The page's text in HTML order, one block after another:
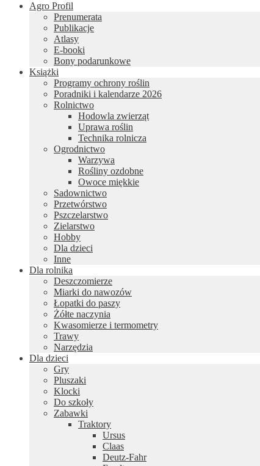
Agro Profil
Prenumerata
Publikacje
Atlasy
E-booki
Bony podarunkowe
Książki
Programy ochrony roślin
Poradniki i kalendarze 2026
Rolnictwo
Hodowla zwierząt
Uprawa roślin
Technika rolnicza
Ogrodnictwo
Warzywa
Rośliny ozdobne
Owoce miękkie
Sadownictwo
Przetwórstwo
Pszczelarstwo
Zielarstwo
Hobby
Dla dzieci
Inne
Dla rolnika
Deszczomierze
Miarki do nawozów
Łopatki do paszy
Żółte naczynia
Kwasomierze i termometry
Trawy
Narzędzia
Dla dzieci
Gry
Pluszaki
Klocki
Do szkoły
Zabawki
Traktory
Ursus
Claas
Deutz-Fahr